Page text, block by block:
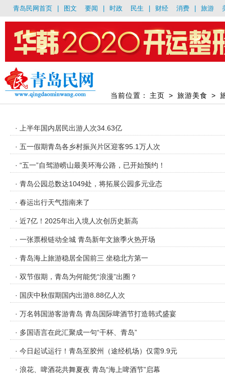
青岛民网首页 图文 要闻 时政 民生 财经 消费 旅游
当前位置： 主页 > 旅游美食 >
· 上半年国内居民出游人次34.63亿
· 五一假期青岛各乡村振兴片区迎客95.1万人次
· “五一”自驾游崂山最美环海公路，已开始预约！
· 青岛公园总数达1049处，将拓展公园多元业态
· 春运出行天气指南来了
· 近7亿！2025年出入境人次创历史新高
· 一张票根链动全城 青岛新年文旅季火热开场
· 青岛海上旅游稳居全国前三 坐稳北方第一
· 双节假期，青岛为何能凭“浪漫”出圈？
· 国庆中秋假期国内出游8.88亿人次
· 万名韩国游客游青岛 青岛国际啤酒节打造韩式盛宴
· 多国语言在此汇聚成一句“干杯、青岛”
· 今日起试运行！青岛至胶州（途经机场）仅需9.9元
· 浪花、啤酒花共舞夏夜 青岛“海上啤酒节”启幕